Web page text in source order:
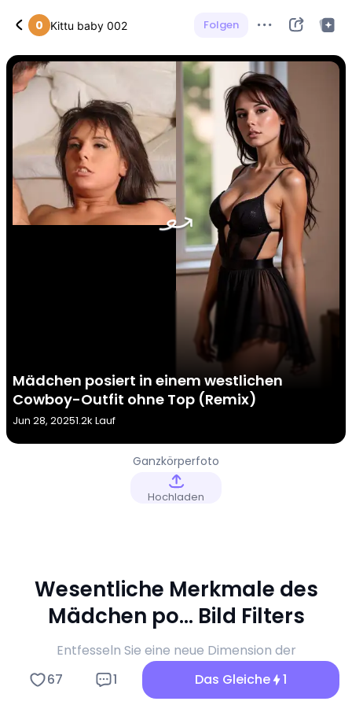
0 Kittu baby 002 Folgen
Mädchen posiert in einem westlichen
Cowboy-Outfit ohne Top (Remix)
Jun 28, 20251.2k Lauf
Ganzkörperfoto
für Mädchen
Hochladen
Wesentliche Merkmale des
Mädchen po... Bild Filters
Entfesseln Sie eine neue Dimension der
sensorischen Entspannung und viralen
Inhaltserstellung mit dem a1.art Mädchen po... Bild
67 1 Das Gleiche 1